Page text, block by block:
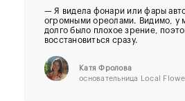
— Я видела фонари или фары
огромными ореолами. Видимо, у
долго было плохое зрение,
восстановиться сразу.
Катя Фролова
основательница Local